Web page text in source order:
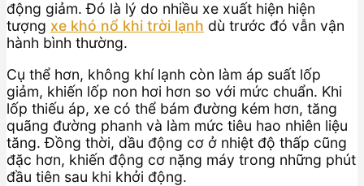
động giảm. Đó là lý do nhiều xe xuất hiện hiện
tượng xe khó nổ khi trời lạnh dù trước đó vẫn vận
hành bình thường.
Cụ thể hơn, không khí lạnh còn làm áp suất lốp
giảm, khiến lốp non hơi hơn so với mức chuẩn. Khi
lốp thiếu áp, xe có thể bám đường kém hơn, tăng
quãng đường phanh và làm mức tiêu hao nhiên liệu
tăng. Đồng thời, dầu động cơ ở nhiệt độ thấp cũng
đặc hơn, khiến động cơ nặng máy trong những phút
đầu tiên sau khi khởi động.